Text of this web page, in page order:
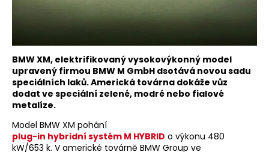
BMW XM, elektrifikovaný vysokovýkonný model
upravený firmou BMW M GmbH dsotává novou sadu
speciálních laků. Americká továrna dokáže vůz
dodat ve speciální zelené, modré nebo fialové
metalíze.
Model BMW XM pohání
plug-in hybridní systém M HYBRID o výkonu 480
kW/653 k. V americké továrně BMW Group ve